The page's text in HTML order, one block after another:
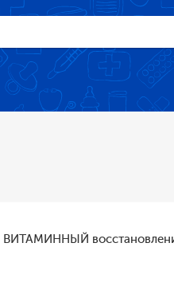
ВИТАМИННЫЙ